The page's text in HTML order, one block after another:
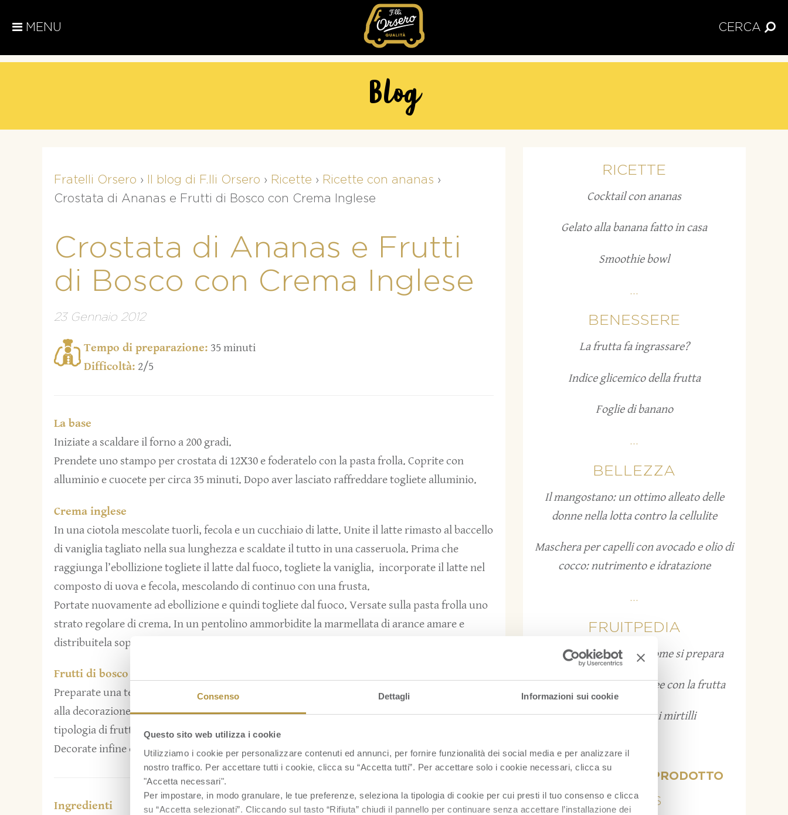
Consenso Dettagli Informazioni sui cookie
Questo sito web utilizza i cookie
Utilizziamo i cookie per personalizzare contenuti ed annunci, per fornire funzionalità dei social media e per analizzare il
nostro traffico. Per accettare tutti i cookie, clicca su “Accetta tutti”. Per accettare solo i cookie necessari, clicca su
"Accetta necessari".
Per impostare, in modo granulare, le tue preferenze, seleziona la tipologia di cookie per cui presti il tuo consenso e clicca
su “Accetta selezionati”. Cliccando sul tasto “Rifiuta” chiudi il pannello per continuare senza accettare l’installazione dei
MENU CERCA
Blog
Fratelli Orsero › Il blog di F.lli Orsero › Ricette › Ricette con ananas ›
Crostata di Ananas e Frutti di Bosco con Crema Inglese
Crostata di Ananas e Frutti
di Bosco con Crema Inglese
23 Gennaio 2012
Tempo di preparazione: 35 minuti
Difficoltà: 2/5
La base
Iniziate a scaldare il forno a 200 gradi.
Prendete uno stampo per crostata di 12X30 e foderatelo con la pasta frolla. Coprite con
alluminio e cuocete per circa 35 minuti. Dopo aver lasciato raffreddare togliete alluminio.
Crema inglese
In una ciotola mescolate tuorli, fecola e un cucchiaio di latte. Unite il latte rimasto al baccello
di vaniglia tagliato nella sua lunghezza e scaldate il tutto in una casseruola. Prima che
raggiunga l’ebollizione togliete il latte dal fuoco, togliete la vaniglia, incorporate il latte nel
composto di uova e fecola, mescolando di continuo con una frusta.
Portate nuovamente ad ebollizione e quindi togliete dal fuoco. Versate sulla pasta frolla uno
strato regolare di crema. In un pentolino ammorbidite la marmellata di arance amare e
distribuitela sopra la crema.
Frutti di bosco
Preparate una terrina con del vino, lavate i frutti di bosco e passateli nella terrina. Procedete
alla decorazione della torta adagiandoli sulla marmellata e creando sezioni distinte per ogni
tipologia di frutto, compresi i pezzi di ananas.
Decorate infine con le foglie di menta, servendo ancora tiepido in tavola.
Ingredienti
RICETTE
Cocktail con ananas
Gelato alla banana fatto in casa
Smoothie bowl
...
BENESSERE
La frutta fa ingrassare?
Indice glicemico della frutta
Foglie di banano
...
BELLEZZA
Il mangostano: un ottimo alleato delle
donne nella lotta contro la cellulite
Maschera per capelli con avocado e olio di
cocco: nutrimento e idratazione
...
FRUITPEDIA
Grattachecca: cos’è e come si prepara
Bruschette estive: 12 idee con la frutta
Come conservare i mirtilli
VISUALIZZA PER PRODOTTO
ANANAS